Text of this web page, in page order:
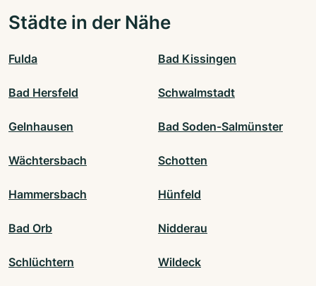
Städte in der Nähe
Fulda Bad Kissingen
Bad Hersfeld Schwalmstadt
Gelnhausen Bad Soden-Salmünster
Wächtersbach Schotten
Hammersbach Hünfeld
Bad Orb Nidderau
Schlüchtern Wildeck